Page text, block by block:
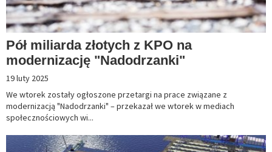
Pół miliarda złotych z KPO na
modernizację "Nadodrzanki"
19 luty 2025
We wtorek zostały ogłoszone przetargi na prace związane z
modernizacją "Nadodrzanki" – przekazał we wtorek w mediach
społecznościowych wi...